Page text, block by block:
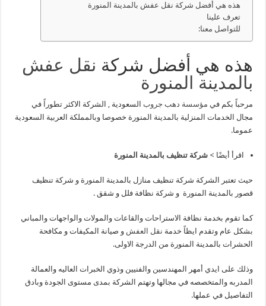
هذه هي أفضل شركة نقل عفش بالمدينة المنورة
تعرف علينا
للتواصل معنا:
هذه هي أفضل شركة نقل عفش
بالمدينة المنورة
مرحباً بكم في مؤسسة دهب جروب السعودية , الشركة الاكثر تطوراً في
مجال الخدمات المنزلية بالمدينة المنورة خصوصا وبالمملكة العربية السعودية
عموما.
اقرأ أيضًا >شركة تنظيف بالمدينة المنورة
حيث تعتبر الشركة شركة تنظيف منازل بالمدينة المنورة و شركة تنظيف
قصور بالمدينة المنورة و شركة نظافة فلل و شقق .
كما تقوم بخدمة نظافة الاستراحات والقاعات والمولات والواجهات والمباني
بشكل عام وتقدم ايظاً خدمة نقل العفش و صيانة المكيفات و مكافحة
الحشرات بالمدينة المنورة من الدرجة الاولى.
وذلك على ايدي أمهر المهندسين والفنيين وذوي الخبرات العاليه والعمالة
المدربه والمتخصصه في مجالها وتهتم الشركة بمدى مستوى الجودة وبادق
التفاصيل في عملها.